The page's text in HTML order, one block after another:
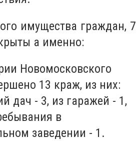
имущества граждан, 7
а именно:
Новомосковского
13 краж, из них:
дач - 3, из гаражей - 1,
в
заведении - 1.